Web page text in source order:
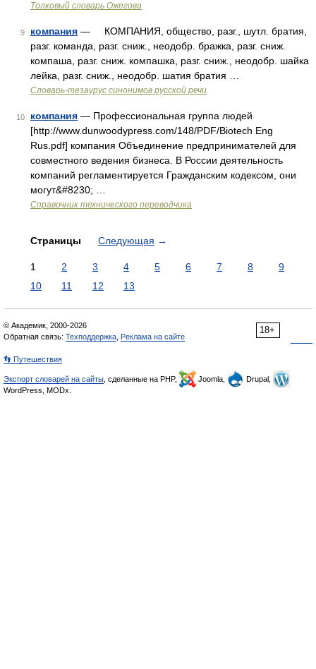
Толковый словарь Ожегова
9 компания — КОМПАНИЯ, общество, разг., шутл. братия,
разг. команда, разг. сниж., неодобр. бражка, разг. сниж.
компаша, разг. сниж. компашка, разг. сниж., неодобр. шайка
лейка, разг. сниж., неодобр. шатия братия …
Словарь-тезаурус синонимов русской речи
10 компания — Профессиональная группа людей
[http://www.dunwoodypress.com/148/PDF/Biotech Eng
Rus.pdf] компания Объединение предпринимателей для
совместного ведения бизнеса. В России деятельность
компаний регламентируется Гражданским кодексом, они
могут&#8230; …
Справочник технического переводчика
Страницы Следующая →
1 2 3 4 5 6 7 8
9
10
11 12 13
18+
© Академик, 2000-2026
Обратная связь: Техподдержка Реклама на сайте
👣 Путешествия
Экспорт словарей на сайты , сделанные на PHP, Joomla,
Drupal,
WordPress, MODx.